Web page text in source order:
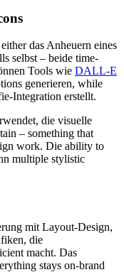
das Anheuern eines
selbst – beide time-
Tools wie DALL-E
generieren, while
Integration erstellt.
die visuelle
– something that
work. Die ability to
multiple stylistic
mit Layout-Design,
die
macht. Das
stays on-brand